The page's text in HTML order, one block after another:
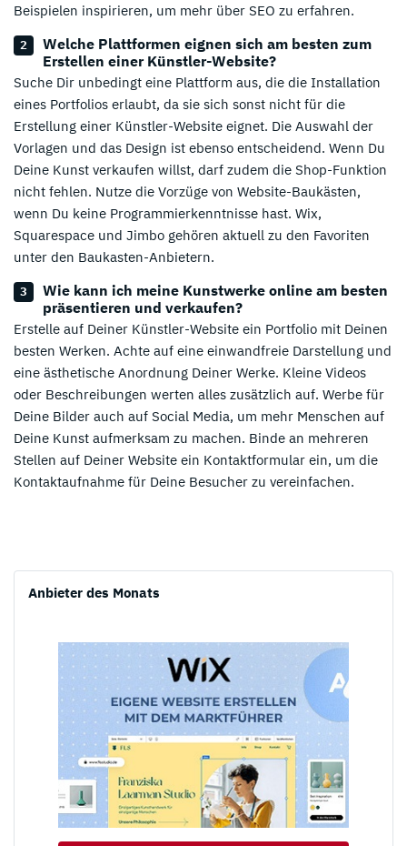
Beispielen inspirieren, um mehr über SEO zu erfahren.
Welche Plattformen eignen sich am besten zum
Erstellen einer Künstler-Website?
Suche Dir unbedingt eine Plattform aus, die die Installation
eines Portfolios erlaubt, da sie sich sonst nicht für die
Erstellung einer Künstler-Website eignet. Die Auswahl der
Vorlagen und das Design ist ebenso entscheidend. Wenn Du
Deine Kunst verkaufen willst, darf zudem die Shop-Funktion
nicht fehlen. Nutze die Vorzüge von Website-Baukästen,
wenn Du keine Programmierkenntnisse hast. Wix,
Squarespace und Jimbo gehören aktuell zu den Favoriten
unter den Baukasten-Anbietern.
Wie kann ich meine Kunstwerke online am besten
präsentieren und verkaufen?
Erstelle auf Deiner Künstler-Website ein Portfolio mit Deinen
besten Werken. Achte auf eine einwandfreie Darstellung und
eine ästhetische Anordnung Deiner Werke. Kleine Videos
oder Beschreibungen werten alles zusätzlich auf. Werbe für
Deine Bilder auch auf Social Media, um mehr Menschen auf
Deine Kunst aufmerksam zu machen. Binde an mehreren
Stellen auf Deiner Website ein Kontaktformular ein, um die
Kontaktaufnahme für Deine Besucher zu vereinfachen.
Anbieter des Monats